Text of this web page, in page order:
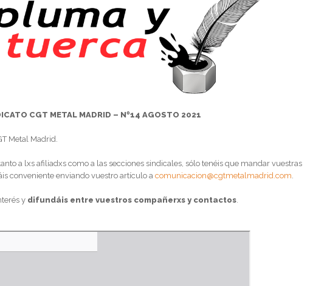
CGT METAL MADRID – Nº14 AGOSTO 2021
Metal Madrid.
a lxs afiliadxs como a las secciones sindicales, sólo tenéis que mandar vuestras
conveniente enviando vuestro artículo a comunicacion@cgtmetalmadrid.com.
y difundáis entre vuestros compañerxs y contactos.